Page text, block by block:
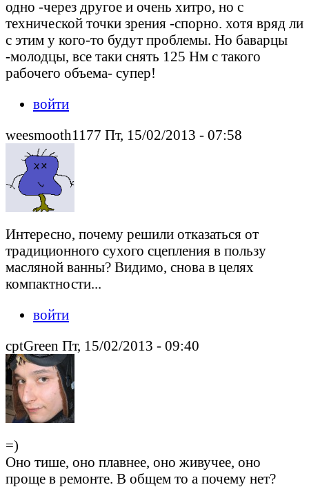
одно -через другое и очень хитро, но с
технической точки зрения -спорно. хотя вряд ли
с этим у кого-то будут проблемы. Но баварцы
-молодцы, все таки снять 125 Нм с такого
рабочего объема- супер!
войти
weesmooth1177 Пт, 15/02/2013 - 07:58
Интересно, почему решили отказаться от
традиционного сухого сцепления в пользу
масляной ванны? Видимо, снова в целях
компактности...
войти
cptGreen Пт, 15/02/2013 - 09:40
=)
Оно тише, оно плавнее, оно живучее, оно
проще в ремонте. В общем то а почему нет?